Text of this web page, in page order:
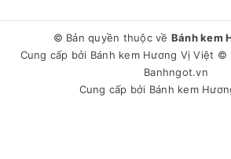
© Bản quyền thuộc về Bánh kem
Cung cấp bởi Bánh kem Hương Vị Việt ©
Banhngot.vn
Cung cấp bởi Bánh kem